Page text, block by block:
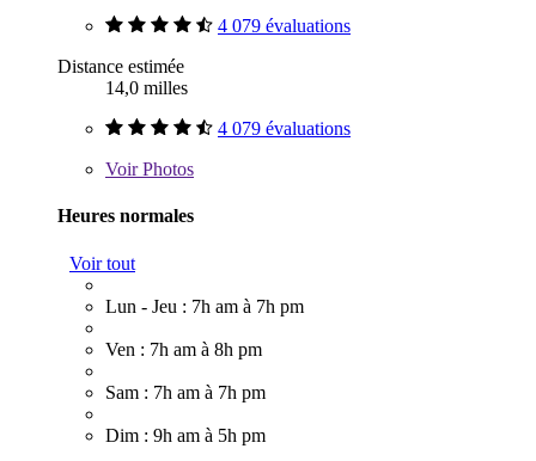
4 079 évaluations
Distance estimée
14,0 milles
4 079 évaluations
VoirPhotos
Heures normales
Voir tout
Lun - Jeu : 7h am à 7h pm
Ven : 7h am à 8h pm
Sam : 7h am à 7h pm
Dim : 9h am à 5h pm